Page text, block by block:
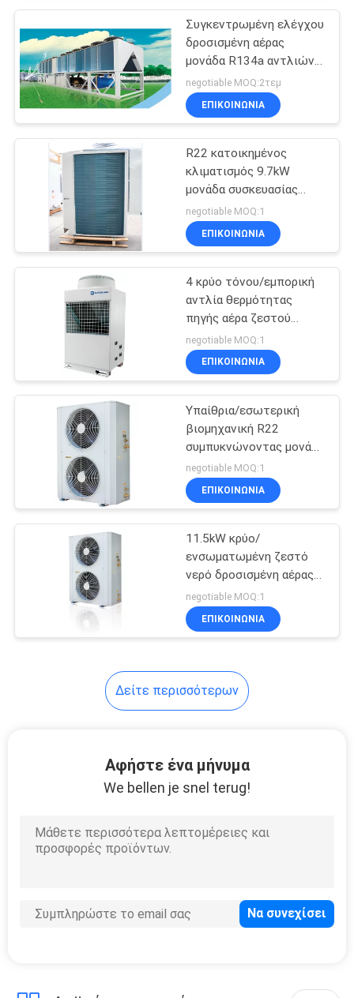
PRIVACY
POLICY
Συγκεντρωμένη ελέγχου
δροσισμένη αέρας
μονάδα R134a αντλιών
θερμότητας βιδών πιό
ψυχρή 801.9 KW
negotiable MOQ:2τεμ
ΕΠΙΚΟΙΝΩΝΊΑ
R22 κατοικημένος
κλιματισμός 9.7kW
μονάδα συσκευασίας
αντλιών θερμότητας 3
τόνου
negotiable MOQ:1
ΕΠΙΚΟΙΝΩΝΊΑ
4 κρύο τόνου/εμπορική
αντλία θερμότητας
πηγής αέρα ζεστού
νερού 1010x490x1245
χιλ.
negotiable MOQ:1
ΕΠΙΚΟΙΝΩΝΊΑ
Υπαίθρια/εσωτερική
βιομηχανική R22
συμπυκνώνοντας μονάδα
αντλιών θερμότητας 3.5
τόνου διασπασμένη
negotiable MOQ:1
ΕΠΙΚΟΙΝΩΝΊΑ
11.5kW κρύο/
ενσωματωμένη ζεστό
νερό δροσισμένη αέρας
μορφωματική πιό ψυχρή
R22 μονάδα αντλιών
θερμότητας
negotiable MOQ:1
ΕΠΙΚΟΙΝΩΝΊΑ
Δείτε περισσότερων
Αφήστε ένα μήνυμα
We bellen je snel terug!